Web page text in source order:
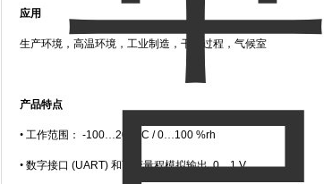
应用
生产环境，高温环境，工业制造，干燥过程，气候室
产品特点
• 工作范围： -100…200 C / 0…100 %rh
• 数字接口 (UART) 和可变量程模拟输出, 0…1 V